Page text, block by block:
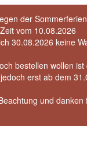
der Sommerferien
vom 10.08.2026
30.08.2026 keine
bestellen wollen ist
erst ab dem
und danken